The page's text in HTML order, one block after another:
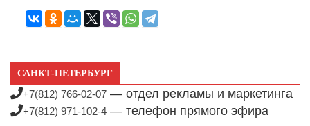
САНКТ-ПЕТЕРБУРГ
+7(812) 766-02-07 — отдел рекламы и маркетинга
+7(812) 971-102-4 — телефон прямого эфира